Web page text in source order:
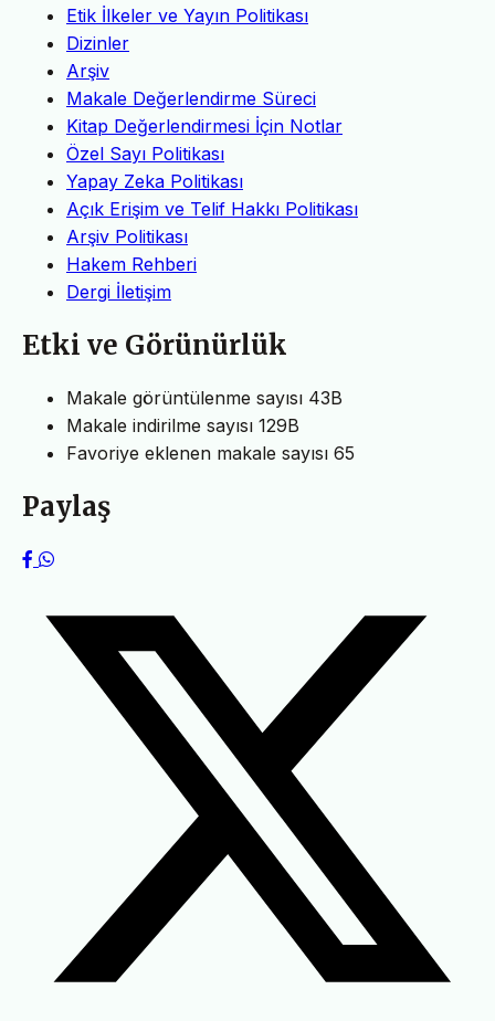
Etik İlkeler ve Yayın Politikası
Dizinler
Arşiv
Makale Değerlendirme Süreci
Kitap Değerlendirmesi İçin Notlar
Özel Sayı Politikası
Yapay Zeka Politikası
Açık Erişim ve Telif Hakkı Politikası
Arşiv Politikası
Hakem Rehberi
Dergi İletişim
Etki ve Görünürlük
Makale görüntülenme sayısı 43B
Makale indirilme sayısı 129B
Favoriye eklenen makale sayısı 65
Paylaş